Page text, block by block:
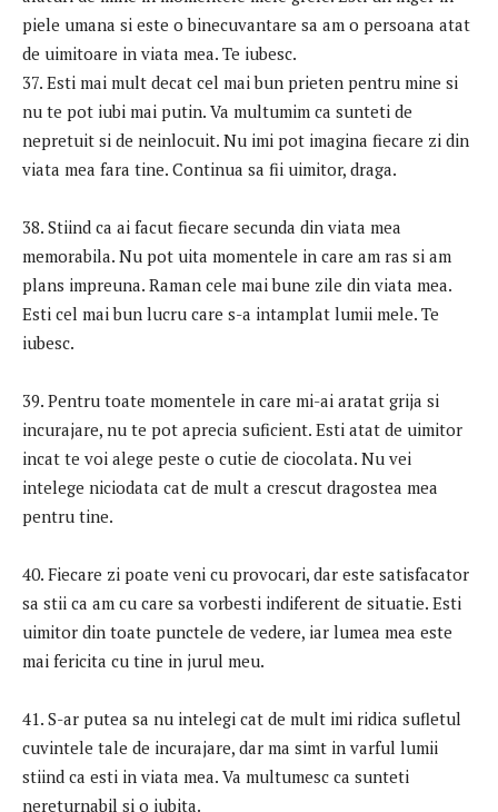
piele umana si este o binecuvantare sa am o persoana atat
de uimitoare in viata mea. Te iubesc.
37. Esti mai mult decat cel mai bun prieten pentru mine si
nu te pot iubi mai putin. Va multumim ca sunteti de
nepretuit si de neinlocuit. Nu imi pot imagina fiecare zi din
viata mea fara tine. Continua sa fii uimitor, draga.
38. Stiind ca ai facut fiecare secunda din viata mea
memorabila. Nu pot uita momentele in care am ras si am
plans impreuna. Raman cele mai bune zile din viata mea.
Esti cel mai bun lucru care s-a intamplat lumii mele. Te
iubesc.
39. Pentru toate momentele in care mi-ai aratat grija si
incurajare, nu te pot aprecia suficient. Esti atat de uimitor
incat te voi alege peste o cutie de ciocolata. Nu vei
intelege niciodata cat de mult a crescut dragostea mea
pentru tine.
40. Fiecare zi poate veni cu provocari, dar este satisfacator
sa stii ca am cu care sa vorbesti indiferent de situatie. Esti
uimitor din toate punctele de vedere, iar lumea mea este
mai fericita cu tine in jurul meu.
41. S-ar putea sa nu intelegi cat de mult imi ridica sufletul
cuvintele tale de incurajare, dar ma simt in varful lumii
stiind ca esti in viata mea. Va multumesc ca sunteti
nereturnabil si o iubita.